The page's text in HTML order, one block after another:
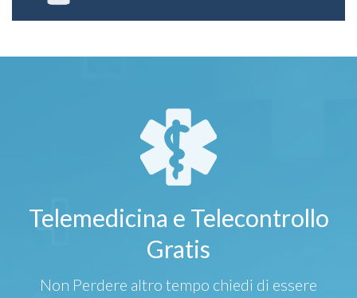
Telemedicina e Telecontrollo
Gratis
Non Perdere altro tempo chiedi di essere